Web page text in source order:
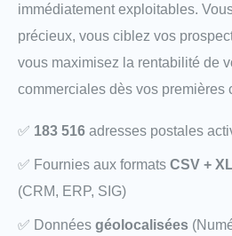
immédiatement exploitables.
précieux, vous ciblez vos
vous maximisez la rentabilité de
commerciales dès vos premières
✅ 183 516 adresses postales
✅ Fournies aux formats CSV +
(CRM, ERP, SIG)
✅ Données géolocalisées